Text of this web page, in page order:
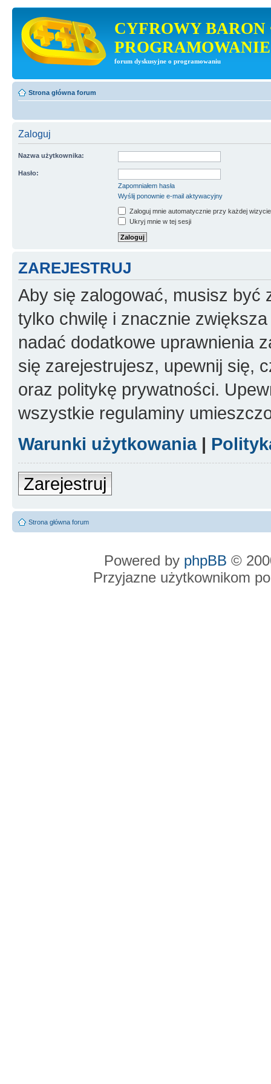
CYFROWY BARON
PROGRAMOWANIE
forum dyskusyjne o programowaniu
Strona główna forum
Zaloguj
Nazwa użytkownika:
Hasło:
Zapomniałem hasła
Wyślij ponownie e-mail aktywacyjny
Zaloguj mnie automatycznie przy każdej wizycie
Ukryj mnie w tej sesji
ZAREJESTRUJ
Aby się zalogować, musisz być
tylko chwilę i znacznie
nadać dodatkowe uprawnienia
się zarejestrujesz, upewnij się,
oraz politykę prywatności.
wszystkie regulaminy
Warunki użytkowania|
Zarejestruj
Strona główna forum
Powered by phpBB ©
Przyjazne użytkownikom